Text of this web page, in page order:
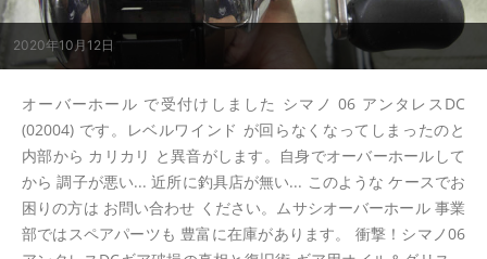
2020年10月12日
オーバーホール で受付けしました シマノ 06 アンタレスDC
(02004) です。レベルワインド が回らなくなってしまったのと
内部から カリカリ と異音がします。自身でオーバーホールして
から 調子が悪い... 近所に釣具店が無い... このような ケースでお
困りの方は お問い合わせ ください。ムサシオーバーホール 事業
部ではスペアパーツも 豊富に在庫があります。 衝撃！シマノ06